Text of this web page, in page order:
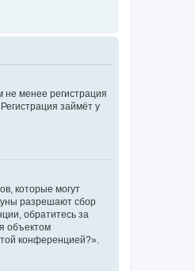
не менее регистрация
займёт у
которые могут
разрешают сбор
обратитесь за
объектом
конференцией?».